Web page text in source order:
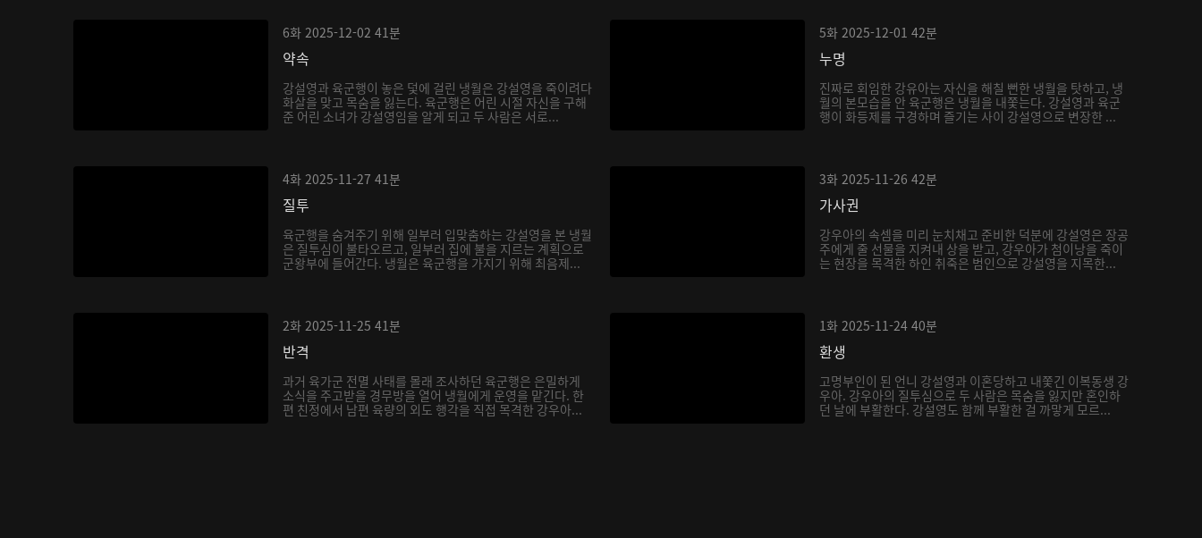
6화 2025-12-02 41분
약속
강설영과 육군행이 놓은 덫에 걸린 냉월은 강설영을 죽이려다
화살을 맞고 목숨을 잃는다. 육군행은 어린 시절 자신을 구해
준 어린 소녀가 강설영임을 알게 되고 두 사람은 서로...
5화 2025-12-01 42분
누명
진짜로 회임한 강유아는 자신을 해칠 뻔한 냉월을 탓하고, 냉
월의 본모습을 안 육군행은 냉월을 내쫓는다. 강설영과 육군
행이 화등제를 구경하며 즐기는 사이 강설영으로 변장한 ...
4화 2025-11-27 41분
질투
육군행을 숨겨주기 위해 일부러 입맞춤하는 강설영을 본 냉월
은 질투심이 불타오르고, 일부러 집에 불을 지르는 계획으로
군왕부에 들어간다. 냉월은 육군행을 가지기 위해 최음제...
3화 2025-11-26 42분
가사권
강우아의 속셈을 미리 눈치채고 준비한 덕분에 강설영은 장공
주에게 줄 선물을 지켜내 상을 받고, 강우아가 첨이낭을 죽이
는 현장을 목격한 하인 취죽은 범인으로 강설영을 지목한...
2화 2025-11-25 41분
반격
과거 육가군 전멸 사태를 몰래 조사하던 육군행은 은밀하게
소식을 주고받을 경무방을 열어 냉월에게 운영을 맡긴다. 한
편 친정에서 남편 육량의 외도 행각을 직접 목격한 강우아...
1화 2025-11-24 40분
환생
고명부인이 된 언니 강설영과 이혼당하고 내쫓긴 이복동생 강
우아. 강우아의 질투심으로 두 사람은 목숨을 잃지만 혼인하
던 날에 부활한다. 강설영도 함께 부활한 걸 까맣게 모르...